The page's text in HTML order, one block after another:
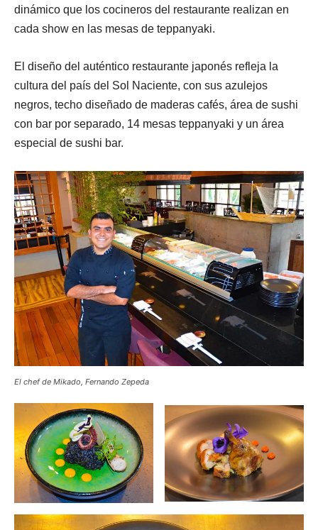
dinámico que los cocineros del restaurante realizan en
cada show en las mesas de teppanyaki.
El diseño del auténtico restaurante japonés refleja la
cultura del país del Sol Naciente, con sus azulejos
negros, techo diseñado de maderas cafés, área de sushi
con bar por separado, 14 mesas teppanyaki y un área
especial de sushi bar.
El chef de Mikado, Fernando Zepeda